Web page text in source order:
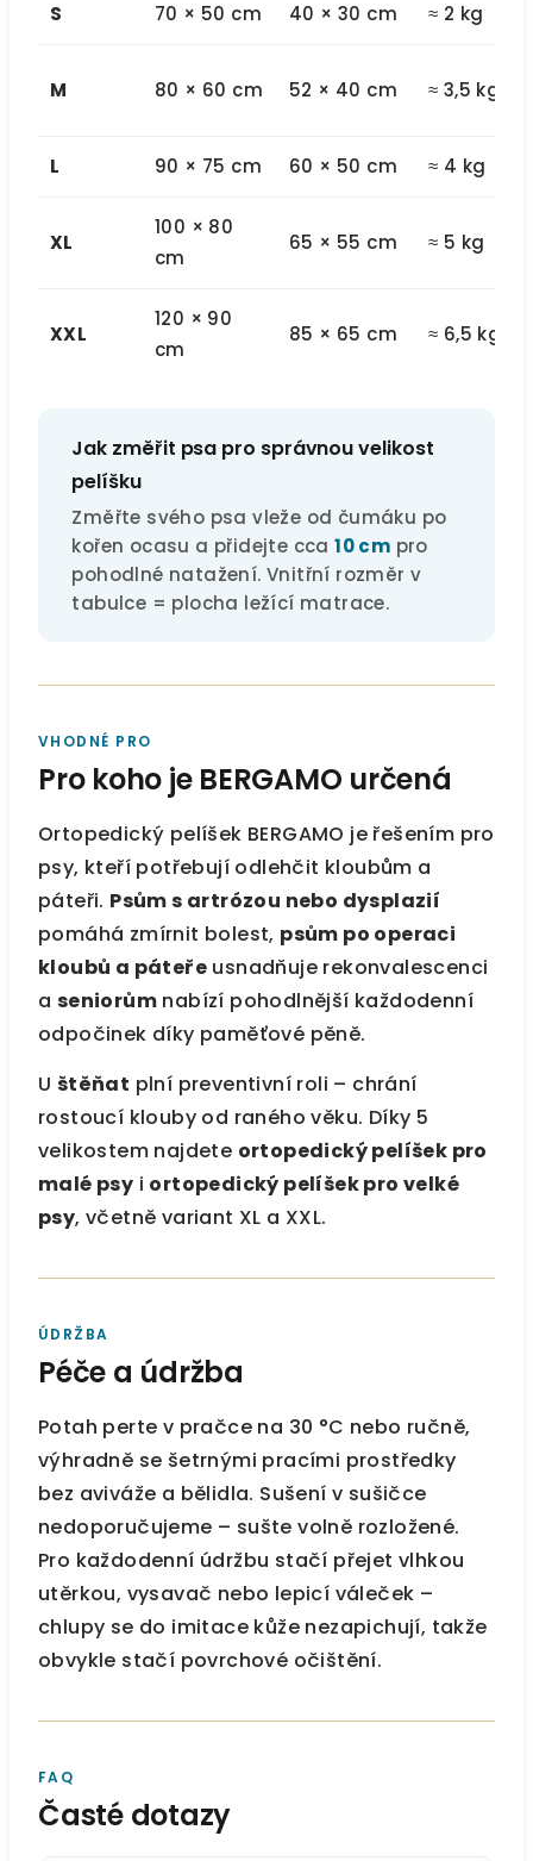
S 70 × 50 cm 40 × 30 cm ≈ 2 kg
M 80 × 60 cm 52 × 40 cm ≈ 3,5 kg
L 90 × 75 cm 60 × 50 cm ≈ 4 kg
XL
100 × 80
cm
65 × 55 cm ≈ 5 kg
XXL
120 × 90
cm
85 × 65 cm ≈ 6,5 kg
Jak změřit psa pro správnou velikost
pelíšku
Změřte svého psa vleže od čumáku po
kořen ocasu a přidejte cca10 cm pro
pohodlné natažení. Vnitřní rozměr v
tabulce = plocha ležící matrace.
VHODNÉ PRO
Pro koho je BERGAMO určená
Ortopedický pelíšek BERGAMO je řešením pro
psy, kteří potřebují odlehčit kloubům a
páteři. Psům s artrózou nebo dysplazií
pomáhá zmírnit bolest, psům po operaci
kloubů a páteře usnadňuje rekonvalescenci
a seniorům nabízí pohodlnější každodenní
odpočinek díky paměťové pěně.
U štěňat plní preventivní roli – chrání
rostoucí klouby od raného věku. Díky 5
velikostem najdete ortopedický pelíšek pro
malé psy i ortopedický pelíšek pro velké
psy, včetně variant XL a XXL.
ÚDRŽBA
Péče a údržba
Potah perte v pračce na 30 °C nebo ručně,
výhradně se šetrnými pracími prostředky
bez aviváže a bělidla. Sušení v sušičce
nedoporučujeme – sušte volně rozložené.
Pro každodenní údržbu stačí přejet vlhkou
utěrkou, vysavač nebo lepicí váleček –
chlupy se do imitace kůže nezapichují, takže
obvykle stačí povrchové očištění.
FAQ
Časté dotazy